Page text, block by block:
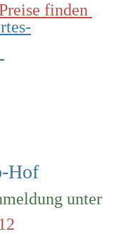
finden
Hof
unter